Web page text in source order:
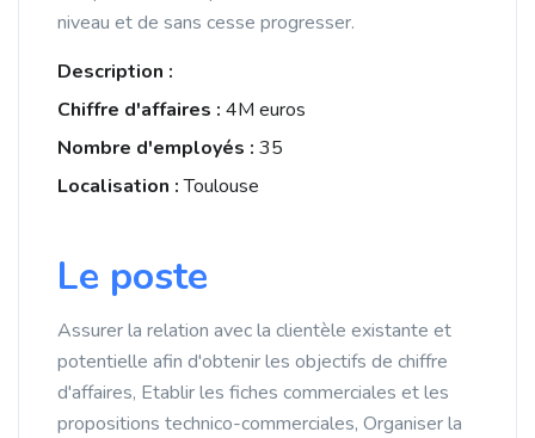
niveau et de sans cesse progresser.
Description :
Chiffre d'affaires : 4M euros
Nombre d'employés : 35
Localisation :Toulouse
Le poste
Assurer la relation avec la clientèle existante et
potentielle afin d'obtenir les objectifs de chiffre
d'affaires, Etablir les fiches commerciales et les
propositions technico-commerciales, Organiser la